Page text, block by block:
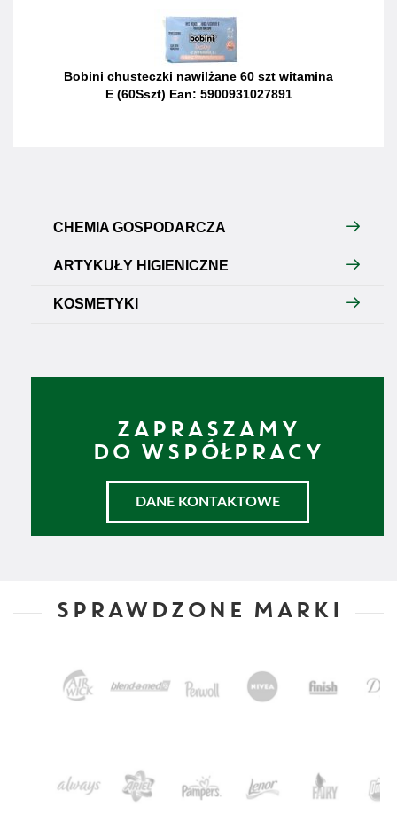
Bobini chusteczki nawilżane 60 szt witamina
E (60Sszt) Ean: 5900931027891
CHEMIA GOSPODARCZA
ARTYKUŁY HIGIENICZNE
KOSMETYKI
ZAPRASZAMY
DO WSPÓŁPRACY
DANE KONTAKTOWE
SPRAWDZONE MARKI